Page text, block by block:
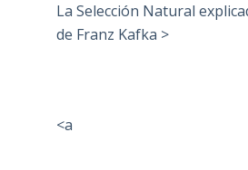
La Selección Natural
de Franz Kafka >
<a